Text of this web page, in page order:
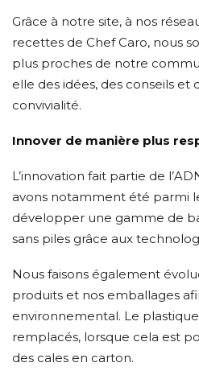
Grâce à notre site, à nos
recettes de Chef Caro, nous
plus proches de notre
elle des idées, des conseils et
convivialité.
Innover de manière plus
L’innovation fait partie de
avons notamment été parmi
développer une gamme de
sans piles grâce aux
Nous faisons également
produits et nos emballages
environnemental. Le
remplacés, lorsque cela est
des cales en carton.